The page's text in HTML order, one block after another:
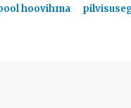
hoovihma